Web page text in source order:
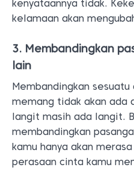
kenyataannya tidak.
kelamaan akan
3. Membandingkan
lain
Membandingkan
memang tidak akan ada
langit masih ada langit.
membandingkan
kamu hanya akan
perasaan cinta kamu